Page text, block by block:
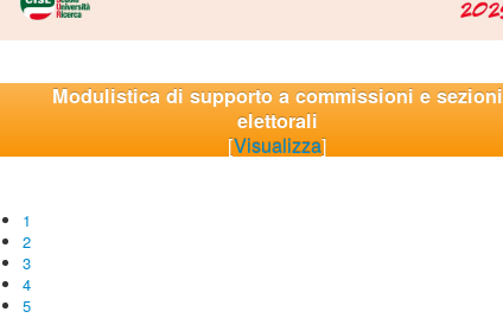
Modulistica di supporto a commissioni e sezioni
elettorali
[Visualizza]
1
2
3
4
5